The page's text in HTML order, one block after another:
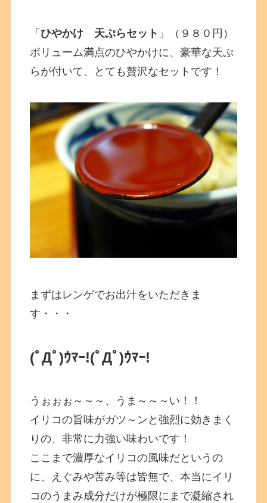
「ひやかけ 天ぷらセット 」（９８０円）
ボリューム満点のひやかけに、豪華な天ぷ
らが付いて、とても贅沢なセットです！
まずはレンゲでお出汁をいただきま
す・・・
(ﾟДﾟ)ｳﾏｰ!(ﾟДﾟ)ｳﾏｰ!
うぉぉぉ～～～、うま～～～い！！
イリコの旨味がガツ～ンと強烈に効きまく
りの、非常に力強い味わいです！
ここまで濃厚なイリコの風味だというの
に、えぐみや苦み等は皆無で、本当にイリ
コのうまみ成分だけが極限にまで凝縮され